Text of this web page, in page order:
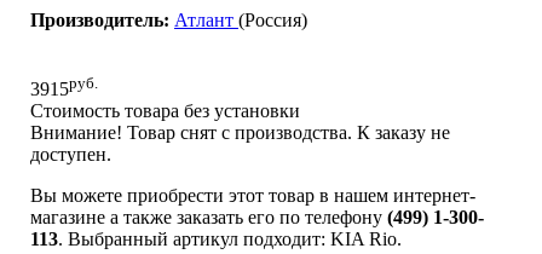
Производитель: Атлант (Россия)
3915руб.
Стоимость товара без установки
Внимание! Товар снят с производства. К заказу не
доступен.
Вы можете приобрести этот товар в нашем интернет-
магазине а также заказать его по телефону (499) 1-300-
113. Выбранный артикул подходит: KIA Rio.